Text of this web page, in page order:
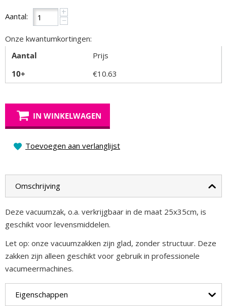
Aantal: +
−
Onze kwantumkortingen:
Aantal
Prijs
10+
€10.63
IN WINKELWAGEN
Toevoegen aan verlanglijst
Omschrijving
Deze vacuumzak, o.a. verkrijgbaar in de maat 25x35cm, is
geschikt voor levensmiddelen.
Let op: onze vacuumzakken zijn glad, zonder structuur. Deze
zakken zijn alleen geschikt voor gebruik in professionele
vacumeermachines.
Eigenschappen